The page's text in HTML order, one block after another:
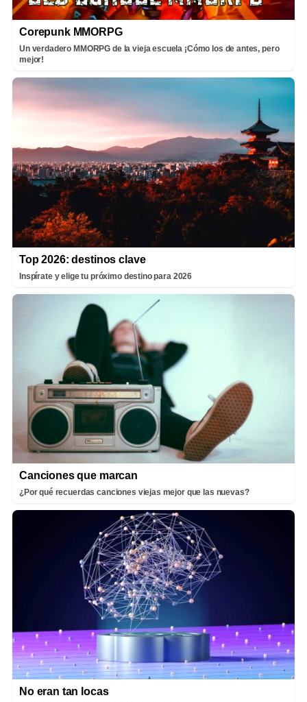
Corepunk MMORPG
Un verdadero MMORPG de la vieja escuela ¡Cómo los de antes, pero
mejor!
Top 2026: destinos clave
Inspírate y elige tu próximo destino para 2026
Canciones que marcan
¿Por qué recuerdas canciones viejas mejor que las nuevas?
No eran tan locas